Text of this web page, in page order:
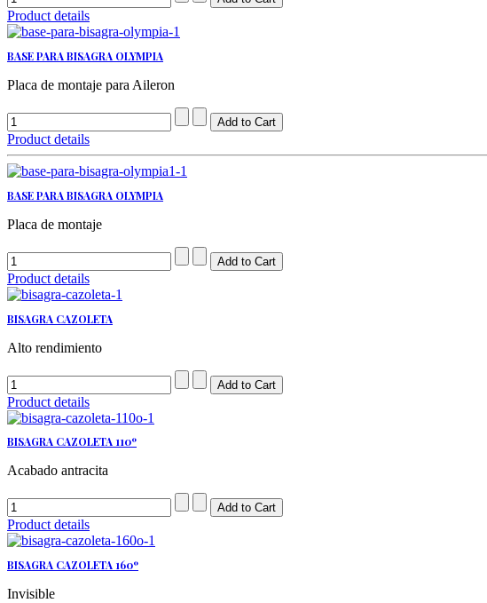
Product details
BASE PARA BISAGRA OLYMPIA
Placa de montaje para Aileron
Product details
BASE PARA BISAGRA OLYMPIA
Placa de montaje
Product details
BISAGRA CAZOLETA
Alto rendimiento
Product details
BISAGRA CAZOLETA 110º
Acabado antracita
Product details
BISAGRA CAZOLETA 160º
Invisible